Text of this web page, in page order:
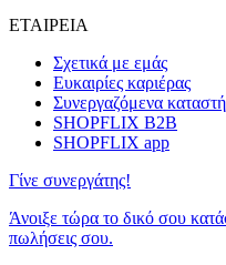
ΕΤΑΙΡΕΙΑ
Σχετικά με εμάς
Ευκαιρίες καριέρας
Συνεργαζόμενα
SHOPFLIX B2B
SHOPFLIX app
Γίνε συνεργάτης!
Άνοιξε τώρα το δικό σου
πωλήσεις σου.